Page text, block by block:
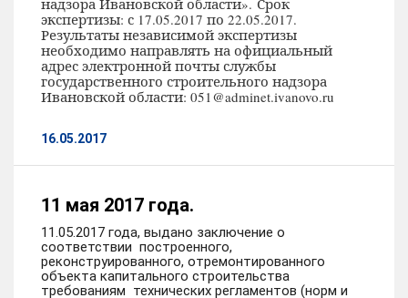
надзора Ивановской области». Срок
экспертизы: с 17.05.2017 по 22.05.2017.
Результаты независимой экспертизы
необходимо направлять на официальный
адрес электронной почты службы
государственного строительного надзора
Ивановской области: 051@adminet.ivanovo.ru
16.05.2017
11 мая 2017 года.
11.05.2017 года, выдано заключение о
соответствии построенного,
реконструированного, отремонтированного
объекта капитального строительства
требованиям технических регламентов (норм и